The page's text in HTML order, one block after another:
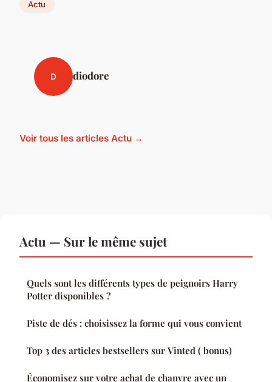
Actu
D diodore
Voir tous les articles Actu →
Actu — Sur le même sujet
Quels sont les différents types de peignoirs Harry
Potter disponibles ?
Piste de dés : choisissez la forme qui vous convient
Top 3 des articles bestsellers sur Vinted ( bonus)
Économisez sur votre achat de chanvre avec un